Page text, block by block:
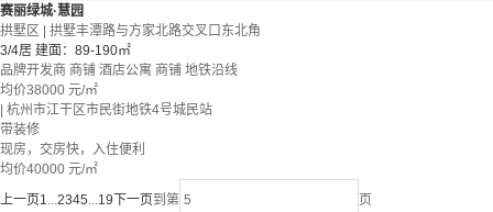
赛丽绿城·慧园
拱墅区 | 拱墅丰潭路与方家北路交叉口东北角
3/4居 建面：89-190㎡
品牌开发商 商铺 酒店公寓 商铺 地铁沿线
均价38000 元/㎡
| 杭州市江干区市民街地铁4号城民站
带装修
现房，交房快，入住便利
均价40000 元/㎡
上一页1...2345...19 下一页到第
页